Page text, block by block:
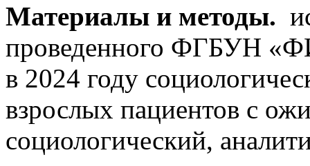
Материалы и методы.
проведенного ФГБУН
в 2024 году
взрослых пациентов с
социологический,